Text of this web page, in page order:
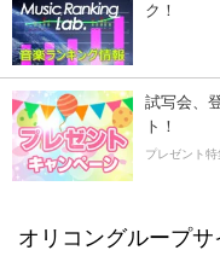
ク！
試写会、
ト！
プレゼント特
オリコングループサ